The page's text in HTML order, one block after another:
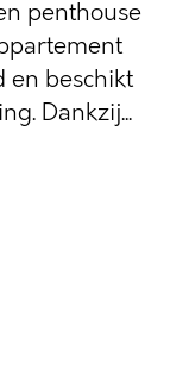
penthouse
en beschikt
Dankzij...